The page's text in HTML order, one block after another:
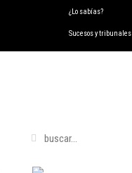
¿Lo sabías?
Sucesos y tribunales